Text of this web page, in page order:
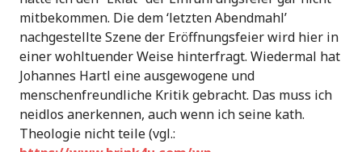
mitbekommen. Die dem ‘letzten Abendmahl’
nachgestellte Szene der Eröffnungsfeier wird hier in
einer wohltuender Weise hinterfragt. Wiedermal hat
Johannes Hartl eine ausgewogene und
menschenfreundliche Kritik gebracht. Das muss ich
neidlos anerkennen, auch wenn ich seine kath.
Theologie nicht teile (vgl.: